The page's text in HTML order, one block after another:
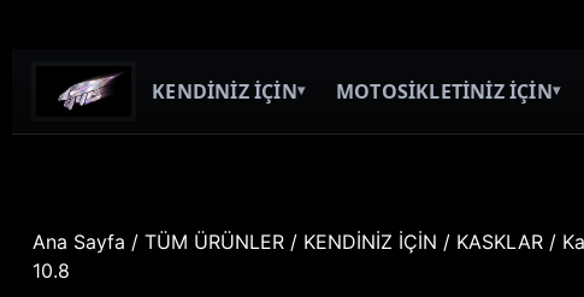
KENDİNİZ İÇİN▾ MOTOSİKLETİNİZ İÇİN▾
Ana Sayfa / TÜM ÜRÜNLER/ KENDİNİZ İÇİN / KASKLAR/
10.8